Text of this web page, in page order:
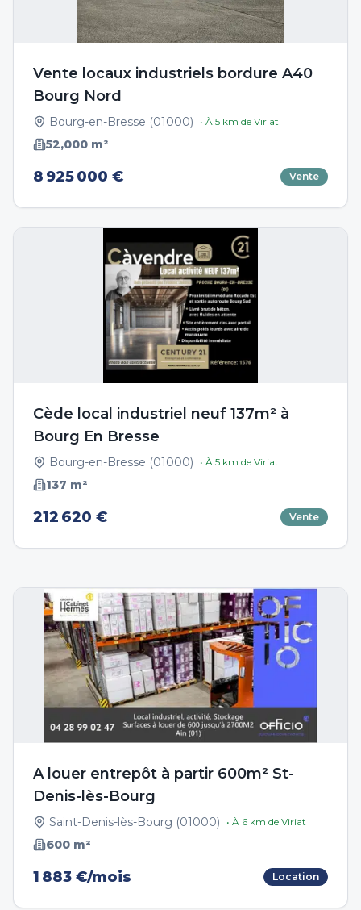
Vente locaux industriels bordure A40
Bourg Nord
Bourg-en-Bresse (01000) • À 5 km de Viriat
52,000 m²
8 925 000 € Vente
Cède local industriel neuf 137m² à
Bourg En Bresse
Bourg-en-Bresse (01000) • À 5 km de Viriat
137 m²
212 620 € Vente
A louer entrepôt à partir 600m² St-
Denis-lès-Bourg
Saint-Denis-lès-Bourg (01000) • À 6 km de Viriat
600 m²
1 883 €/mois Location